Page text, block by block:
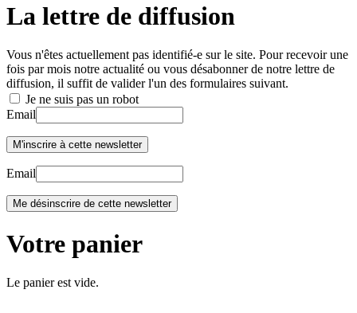
La lettre de diffusion
Vous n'êtes actuellement pas identifié-e sur le site. Pour recevoir une
fois par mois notre actualité ou vous désabonner de notre lettre de
diffusion, il suffit de valider l'un des formulaires suivant.
Je ne suis pas un robot
Email
Email
Votre panier
Le panier est vide.